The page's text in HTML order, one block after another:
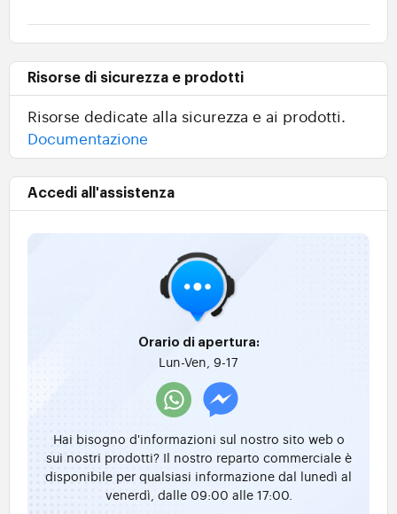
Risorse di sicurezza e prodotti
Risorse dedicate alla sicurezza e ai prodotti.
Documentazione
Accedi all'assistenza
Orario di apertura:
Lun-Ven, 9-17
Hai bisogno d'informazioni sul nostro sito web o
sui nostri prodotti? Il nostro reparto commerciale è
disponibile per qualsiasi informazione dal lunedì al
venerdì, dalle 09:00 alle 17:00.